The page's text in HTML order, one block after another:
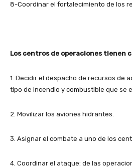
8-Coordinar el fortalecimiento de los
Los centros de operaciones tienen
1. Decidir el despacho de recursos de
tipo de incendio y combustible que se
2. Movilizar los aviones hidrantes.
3. Asignar el combate a uno de los
4. Coordinar el ataque: de las